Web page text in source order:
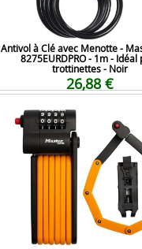
Antivol à Clé avec Menotte -
8275EURDPRO - 1m - Idéal
trottinettes - Noir
26,88 €